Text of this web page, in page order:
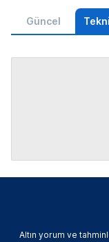
Güncel
Altın yorum ve